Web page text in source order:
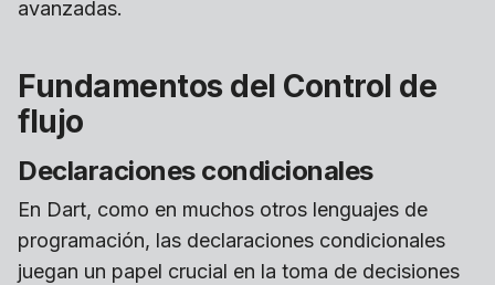
avanzadas.
Fundamentos del Control de
flujo
Declaraciones condicionales
En Dart, como en muchos otros lenguajes de
programación, las declaraciones condicionales
juegan un papel crucial en la toma de decisiones